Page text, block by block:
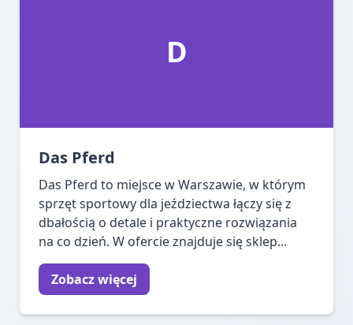
D
Das Pferd
Das Pferd to miejsce w Warszawie, w którym
sprzęt sportowy dla jeździectwa łączy się z
dbałością o detale i praktyczne rozwiązania
na co dzień. W ofercie znajduje się sklep...
Zobacz więcej